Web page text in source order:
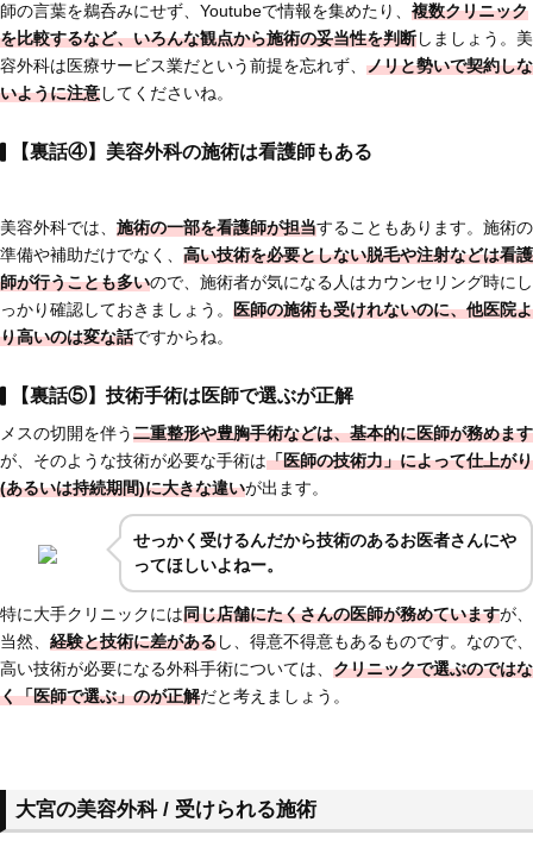
師の言葉を鵜呑みにせず、Youtubeで情報を集めたり、 複数クリニック
を比較するなど、いろんな観点から施術の妥当性を判断しましょう。美
容外科は医療サービス業だという前提を忘れず、 ノリと勢いで契約しな
いように注意してくださいね。
【裏話④】美容外科の施術は看護師もある
美容外科では、 施術の一部を看護師が担当することもあります。施術の
準備や補助だけでなく、 高い技術を必要としない脱毛や注射などは看護
師が行うことも多いので、施術者が気になる人はカウンセリング時にし
っかり確認しておきましょう。 医師の施術も受けれないのに、他医院よ
り高いのは変な話ですからね。
【裏話⑤】技術手術は医師で選ぶが正解
メスの切開を伴う二重整形や豊胸手術などは、基本的に医師が務めます
が、そのような技術が必要な手術は「医師の技術力」によって仕上がり
(あるいは持続期間)に大きな違いが出ます。
せっかく受けるんだから技術のあるお医者さんにや
ってほしいよねー。
特に大手クリニックには同じ店舗にたくさんの医師が務めていますが、
当然、 経験と技術に差があるし、得意不得意もあるものです。なので、
高い技術が必要になる外科手術については、 クリニックで選ぶのではな
く「医師で選ぶ」のが正解だと考えましょう。
大宮の美容外科 / 受けられる施術